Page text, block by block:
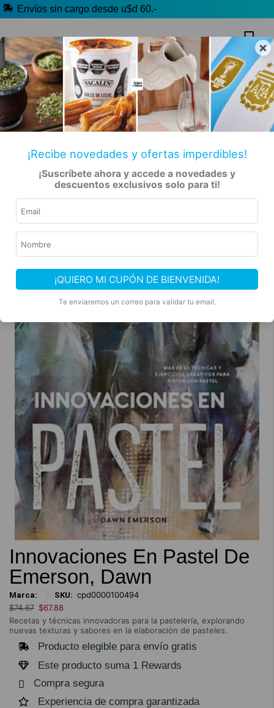
×
¡Recibe novedades y ofertas imperdibles!
¡Suscríbete ahora y accede a novedades y
descuentos exclusivos solo para ti!
¡QUIERO MI CUPÓN DE BIENVENIDA!
Te enviaremos un correo para validar tu email.
Envíos sin cargo desde u$d 60.-
🔥 Alfajores y Golosinas
🧉 Clásicos argentinos 🏷️ Todas las categorías
Hablanos por Whatsapp
Libros Innovaciones En Pastel De Emerson, Dawn
9% OFF
Innovaciones En Pastel De
Emerson, Dawn
Marca: SKU: cpd0000100494
$74.67 $67.88
Recetas y técnicas innovadoras para la pastelería, explorando
nuevas texturas y sabores en la elaboración de pasteles.
Producto elegible para envío gratis
Este producto suma 1 Rewards
Compra segura
Experiencia de compra garantizada